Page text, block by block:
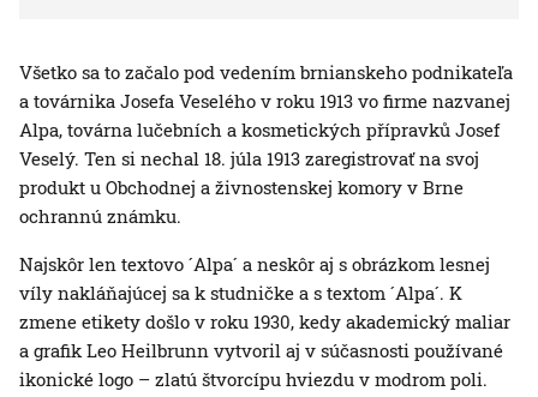
Všetko sa to začalo pod vedením brnianskeho podnikateľa
a továrnika Josefa Veselého v roku 1913 vo firme nazvanej
Alpa, továrna lučebních a kosmetických přípravků Josef
Veselý. Ten si nechal 18. júla 1913 zaregistrovať na svoj
produkt u Obchodnej a živnostenskej komory v Brne
ochrannú známku.
Najskôr len textovo ´Alpa´ a neskôr aj s obrázkom lesnej
víly nakláňajúcej sa k studničke a s textom ´Alpa´. K
zmene etikety došlo v roku 1930, kedy akademický maliar
a grafik Leo Heilbrunn vytvoril aj v súčasnosti používané
ikonické logo – zlatú štvorcípu hviezdu v modrom poli.